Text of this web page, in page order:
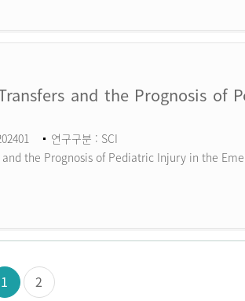
and the Prognosis of
연구구분 : SCI
the Prognosis of Pediatric Injury in the
1 2